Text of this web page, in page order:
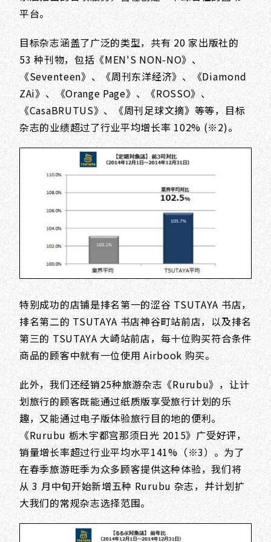
平台。
目标杂志涵盖了广泛的类型，共有 20 家出版社的
53 种刊物，包括《MEN'S NON-NO》、
《Seventeen》、《周刊东洋经济》、《Diamond
ZAi》、《Orange Page》、《ROSSO》、
《CasaBRUTUS》、《周刊足球文摘》等等，目标
杂志的业绩超过了行业平均增长率 102% (※2)。
特别成功的店铺是排名第一的涩谷 TSUTAYA 书店，
排名第二的 TSUTAYA 书店神谷町站前店，以及排名
第三的 TSUTAYA 大崎站前店，每十位购买符合条件
商品的顾客中就有一位使用 Airbook 购买。
此外，我们还经销25种旅游杂志《Rurubu》，让计
划旅行的顾客既能通过纸质版享受旅行计划的乐
趣，又能通过电子版体验旅行目的地的便利。
《Rurubu 栃木宇都宫那须日光 2015》广受好评，
销量增长率超过行业平均水平141%（※3）。为了
在春季旅游旺季为众多顾客提供这种体验，我们将
从 3 月中旬开始新增五种 Rurubu 杂志，并计划扩
大我们的常规杂志选择范围。